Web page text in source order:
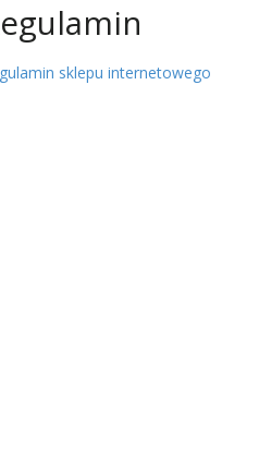
sklepu internetowego